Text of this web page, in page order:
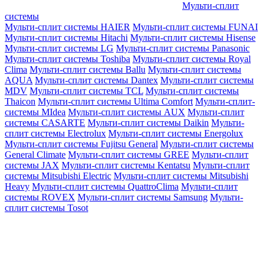
Мульти-сплит
системы
Мульти-сплит системы HAIER Мульти-сплит системы FUNAI
Мульти-сплит системы Hitachi Мульти-сплит системы Hisense
Мульти-сплит системы LG Мульти-сплит системы Panasonic
Мульти-сплит системы Toshiba Мульти-сплит системы Royal
Clima Мульти-сплит системы Ballu Мульти-сплит системы
AQUA Мульти-сплит системы Dantex Мульти-сплит системы
MDV Мульти-сплит системы TCL Мульти-сплит системы
Thaicon Мульти-сплит системы Ultima Comfort Мульти-сплит-
системы MIdea Мульти-сплит системы AUX Мульти-сплит
системы CASARTE Мульти-сплит системы Daikin Мульти-
сплит системы Electrolux Мульти-сплит системы Energolux
Мульти-сплит системы Fujitsu General Мульти-сплит системы
General Climate Мульти-сплит системы GREE Мульти-сплит
системы JAX Мульти-сплит системы Kentatsu Мульти-сплит
системы Mitsubishi Electric Мульти-сплит системы Mitsubishi
Heavy Мульти-сплит системы QuattroClima Мульти-сплит
системы ROVEX Мульти-сплит системы Samsung Мульти-
сплит системы Tosot